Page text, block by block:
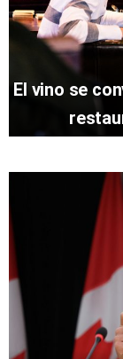
El vino se